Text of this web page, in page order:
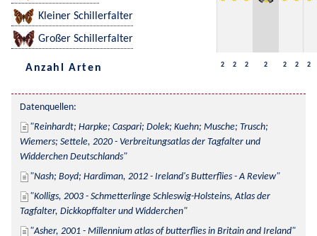
Kleiner Schillerfalter
Großer Schillerfalter
Anzahl Arten 2 2 2 2 2 2 2
Datenquellen:
Reinhardt; Harpke; Caspari; Dolek; Kuehn; Musche; Trusch;
Wiemers; Settele, 2020 - Verbreitungsatlas der Tagfalter und
Widderchen Deutschlands
Nash; Boyd; Hardiman, 2012 - Ireland's Butterflies - A Review
Kolligs, 2003 - Schmetterlinge Schleswig-Holsteins, Atlas der
Tagfalter, Dickkopffalter und Widderchen
Asher, 2001 - Millennium atlas of butterflies in Britain and Ireland